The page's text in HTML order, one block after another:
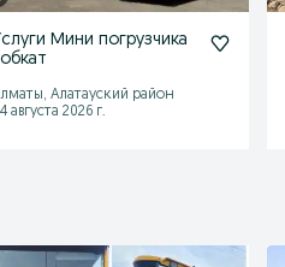
Мини погрузчика
Алатауский район
августа 2026 г.